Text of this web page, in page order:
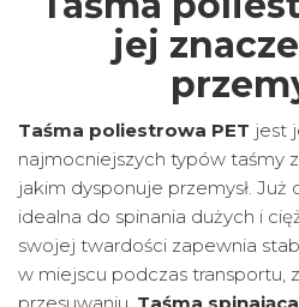
jej
Taśma poliestrowa PET jest
najmocniejszych typów taśmy
jakim dysponuje przemysł.
idealna do spinania dużych i
swojej twardości zapewnia
w miejscu podczas transportu,